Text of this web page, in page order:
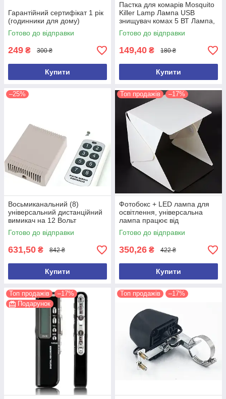
Гарантійний сертифікат 1 рік
(годинники для дому)
Готово до відправки
249 ₴ 300 ₴
Купити
Пастка для комарів Mosquito
Killer Lamp Лампа USB
знищувач комах 5 ВТ Лампа,
відлякувач комах
Готово до відправки
149,40 ₴ 180 ₴
Купити
–25%
Восьмиканальний (8)
універсальний дистанційний
вимикач на 12 Вольт
Готово до відправки
631,50 ₴ 842 ₴
Купити
Топ продажів –17%
Фотобокс + LED лампа для
освітлення, універсальна
лампа працює від
павербанка для офісу, дому
Готово до відправки
350,26 ₴ 422 ₴
Купити
Топ продажів
–17%
Подарунок
Топ продажів –17%